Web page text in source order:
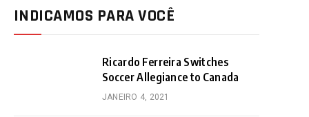
INDICAMOS PARA VOCÊ
Ricardo Ferreira Switches
Soccer Allegiance to Canada
JANEIRO 4, 2021